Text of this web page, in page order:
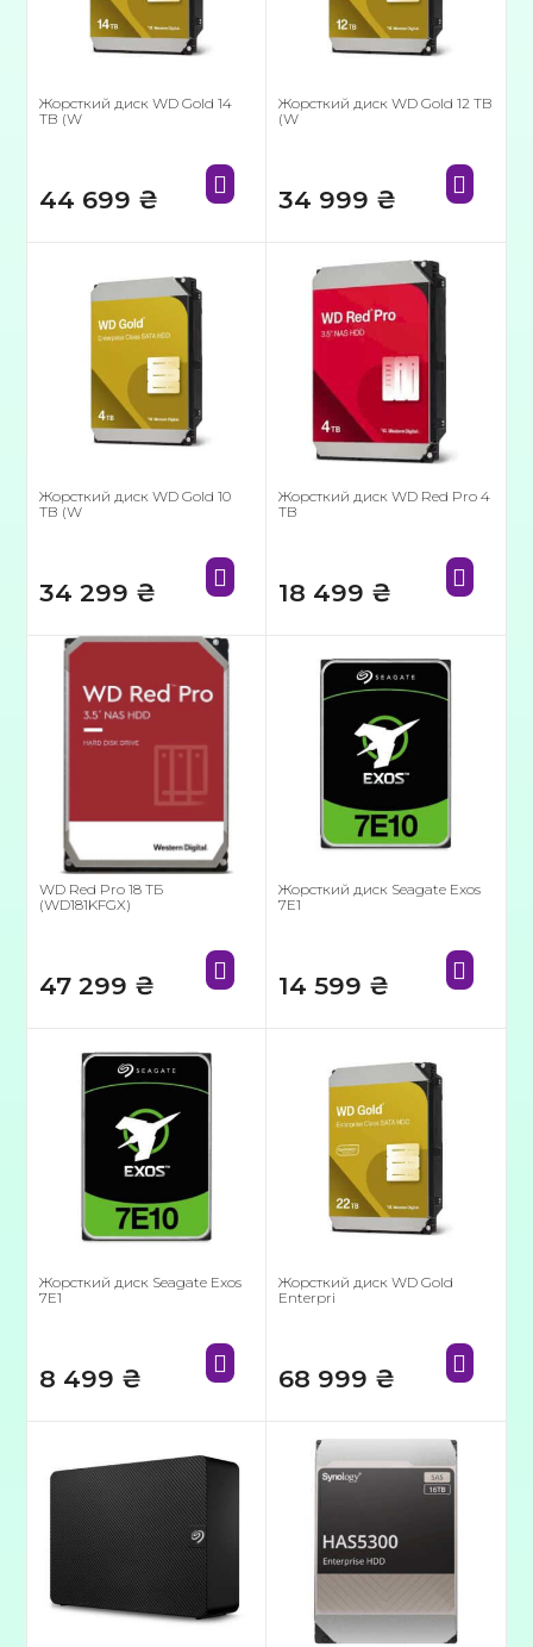
Жорсткий диск WD Gold 14
TB (W
44 699 ₴
Жорсткий диск WD Gold 12 TB
(W
34 999 ₴
Жорсткий диск WD Gold 10
TB (W
34 299 ₴
Жорсткий диск WD Red Pro 4
TB
18 499 ₴
WD Red Pro 18 ТБ
(WD181KFGX)
47 299 ₴
Жорсткий диск Seagate Exos
7E1
14 599 ₴
Жорсткий диск Seagate Exos
7E1
8 499 ₴
Жорсткий диск WD Gold
Enterpri
68 999 ₴